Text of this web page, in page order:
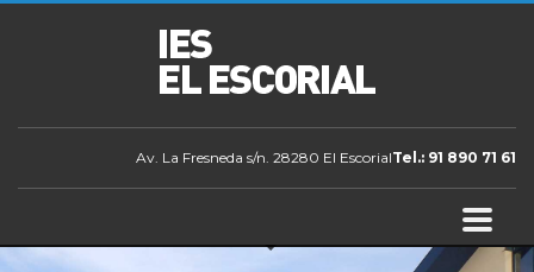
Av. La Fresneda s/n. 28280 El EscorialTel.: 91 890 71 61